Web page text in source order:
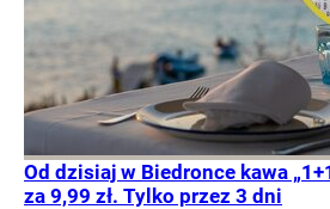
Od dzisiaj w Biedronce kawa
za 9,99 zł. Tylko przez 3 dni